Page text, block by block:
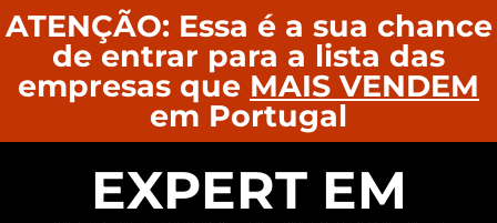
ATENÇÃO: Essa é a sua chance
de entrar para a lista das
empresas que MAIS VENDEM
em Portugal
EXPERT EM